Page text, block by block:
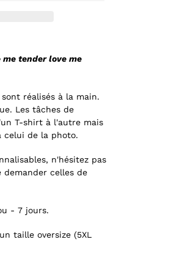
me tender love me
réalisés à la main.
Les tâches de
T-shirt à l'autre mais
celui de la photo.
n'hésitez pas
celles de
- 7 jours.
taille oversize (5XL